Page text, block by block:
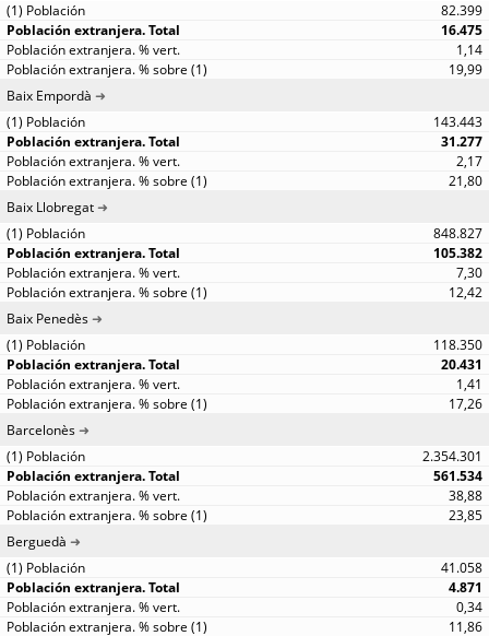
82.399
16.475
1,14
19,99
Baix Empordà
143.443
31.277
2,17
21,80
Baix Llobregat
848.827
105.382
7,30
12,42
Baix Penedès
118.350
20.431
1,41
17,26
Barcelonès
2.354.301
561.534
38,88
23,85
Berguedà
41.058
4.871
0,34
11,86